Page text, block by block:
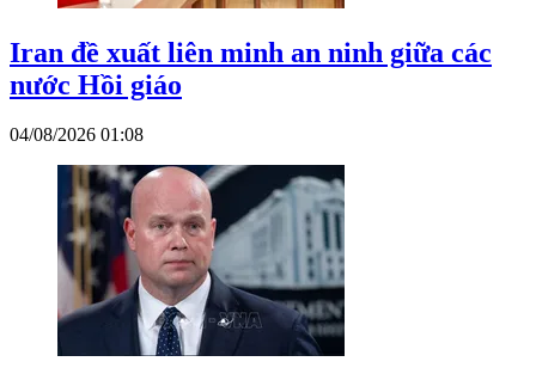
Iran đề xuất liên minh an ninh giữa các
nước Hồi giáo
04/08/2026 01:08